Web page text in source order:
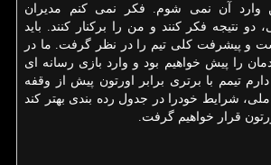
آن نمی شوم. فکر نمی کنم مدیران
دو نتیجه فکر کنند و من را برکنار کنند. باید
و پیشرفت کلی تیم را در نظر گرفت. ما در
را پیش خواهیم بود و وارد بازی رسانه ای
تیمم با برتری برابر اورتون پیش از وقفه
شرایط خودرا در جدول رده بندی بهتر کند
قرار خواهیم گرفت.